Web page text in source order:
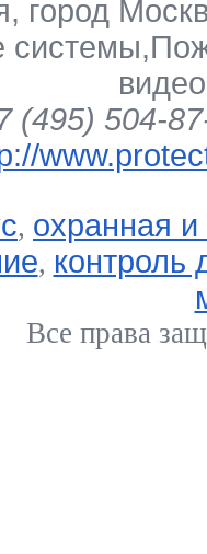
, город
системы,
(495) 504-
, охранная
, контроль
Все права